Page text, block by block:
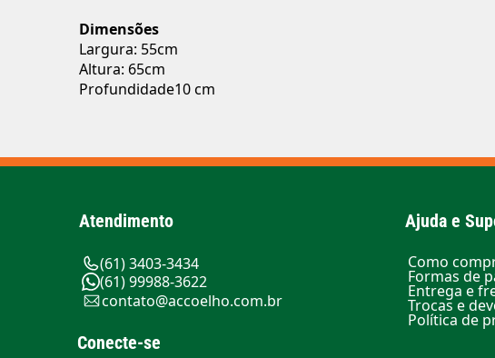
Dimensões
Largura: 55cm
Altura: 65cm
Profundidade10 cm
Atendimento
(61) 3403-3434
(61) 99988-3622
contato@accoelho.com.br
Conecte-se
Ajuda e
Como
Formas de
Entrega e
Trocas e
Política de